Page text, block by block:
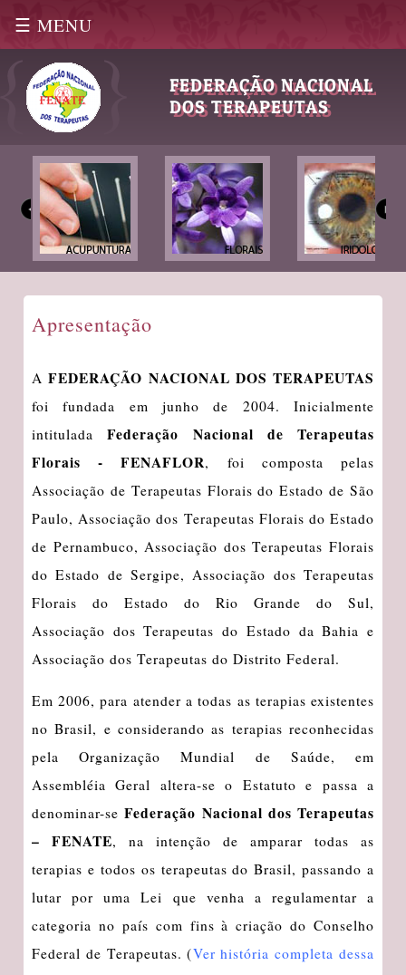
☰ MENU
FEDERAÇÃO NACIONAL
DOS TERAPEUTAS
Apresentação
AFEDERAÇÃO NACIONAL DOS TERAPEUTAS
foi fundada em junho de 2004. Inicialmente
intituladaFederação Nacional de Terapeutas
Florais - FENAFLOR, foi composta pelas
Associação de Terapeutas Florais do Estado de São
Paulo, Associação dos Terapeutas Florais do Estado
de Pernambuco, Associação dos Terapeutas Florais
do Estado de Sergipe, Associação dos Terapeutas
Florais do Estado do Rio Grande do Sul,
Associação dos Terapeutas do Estado da Bahia e
Associação dos Terapeutas do Distrito Federal.
Em 2006, para atender a todas as terapias existentes
no Brasil, e considerando as terapias reconhecidas
pela Organização Mundial de Saúde, em
Assembléia Geral altera-se o Estatuto e passa a
denominar-seFederação Nacional dos Terapeutas
– FENATE, na intenção de amparar todas as
terapias e todos os terapeutas do Brasil, passando a
lutar por uma Lei que venha a regulamentar a
categoria no país com fins à criação do Conselho
Federal de Terapeutas. (Ver história completa dessa